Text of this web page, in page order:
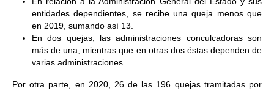
entidades dependientes, se recibe una queja menos que
en 2019, sumando así 13.
En dos quejas, las administraciones conculcadoras son
más de una, mientras que en otras dos éstas dependen de
varias administraciones.
Por otra parte, en 2020, 26 de las 196 quejas tramitadas por